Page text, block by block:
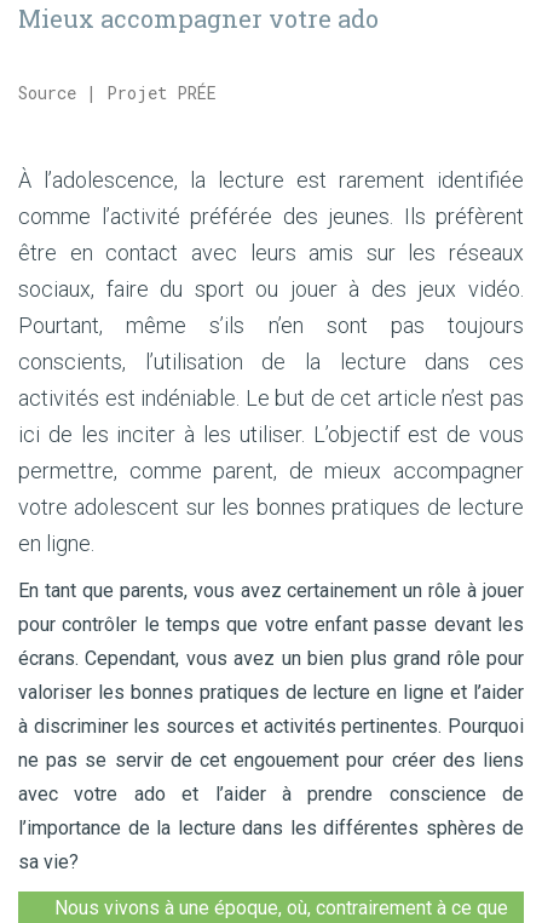
Mieux accompagner votre ado
Source | Projet PRÉE
À l’adolescence, la lecture est rarement identifiée
comme l’activité préférée des jeunes. Ils préfèrent
être en contact avec leurs amis sur les réseaux
sociaux, faire du sport ou jouer à des jeux vidéo.
Pourtant, même s’ils n’en sont pas toujours
conscients, l’utilisation de la lecture dans ces
activités est indéniable. Le but de cet article n’est pas
ici de les inciter à les utiliser. L’objectif est de vous
permettre, comme parent, de mieux accompagner
votre adolescent sur les bonnes pratiques de lecture
en ligne.
En tant que parents, vous avez certainement un rôle à jouer
pour contrôler le temps que votre enfant passe devant les
écrans. Cependant, vous avez un bien plus grand rôle pour
valoriser les bonnes pratiques de lecture en ligne et l’aider
à discriminer les sources et activités pertinentes. Pourquoi
ne pas se servir de cet engouement pour créer des liens
avec votre ado et l’aider à prendre conscience de
l’importance de la lecture dans les différentes sphères de
sa vie?
Nous vivons à une époque, où, contrairement à ce que